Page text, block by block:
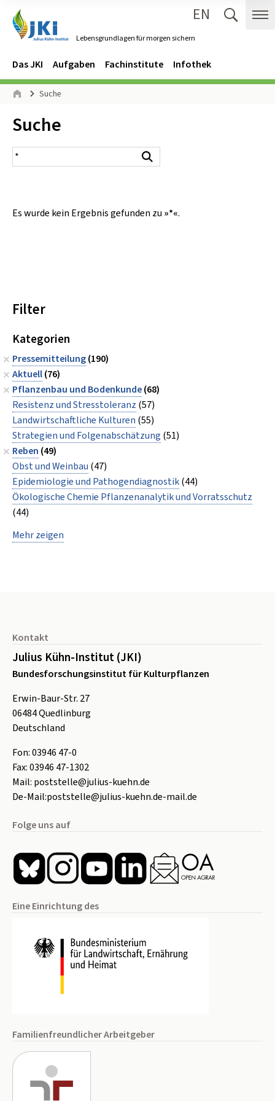
Lebensgrundlagen für morgen sichern
EN
Navigation
Hauptmenü
Das JKI Aufgaben Fachinstitute Infothek
Seitenpfad
Suche
Inhalt:
Suche
Suchergebnis
Es wurde kein Ergebnis gefunden zu »*«.
Filter
Kategorien
Pressemitteilung(190)
Aktuell(76)
Pflanzenbau und Bodenkunde(68)
Resistenz und Stresstoleranz (57)
Landwirtschaftliche Kulturen (55)
Strategien und Folgenabschätzung (51)
Reben (49)
Obst und Weinbau (47)
Epidemiologie und Pathogendiagnostik(44)
Ökologische Chemie Pflanzenanalytik und Vorratsschutz
(44)
Mehr zeigen
Kontakt
Julius Kühn-Institut (JKI)
Bundesforschungsinstitut für Kulturpflanzen
Erwin-Baur-Str. 27
06484Quedlinburg
Deutschland
Fon:03946 47-0
Fax:03946 47-1302
Mail: poststelle@julius-kuehn.de
De-Mail:poststelle@julius-kuehn.de-mail.de
Folge uns auf
Eine Einrichtung des
Familienfreundlicher Arbeitgeber